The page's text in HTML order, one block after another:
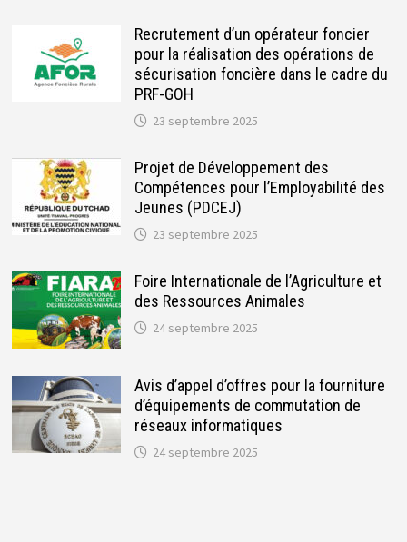
Recrutement d’un opérateur foncier
pour la réalisation des opérations de
sécurisation foncière dans le cadre du
PRF-GOH
23 septembre 2025
Projet de Développement des
Compétences pour l’Employabilité des
Jeunes (PDCEJ)
23 septembre 2025
Foire Internationale de l’Agriculture et
des Ressources Animales
24 septembre 2025
Avis d’appel d’offres pour la fourniture
d’équipements de commutation de
réseaux informatiques
24 septembre 2025